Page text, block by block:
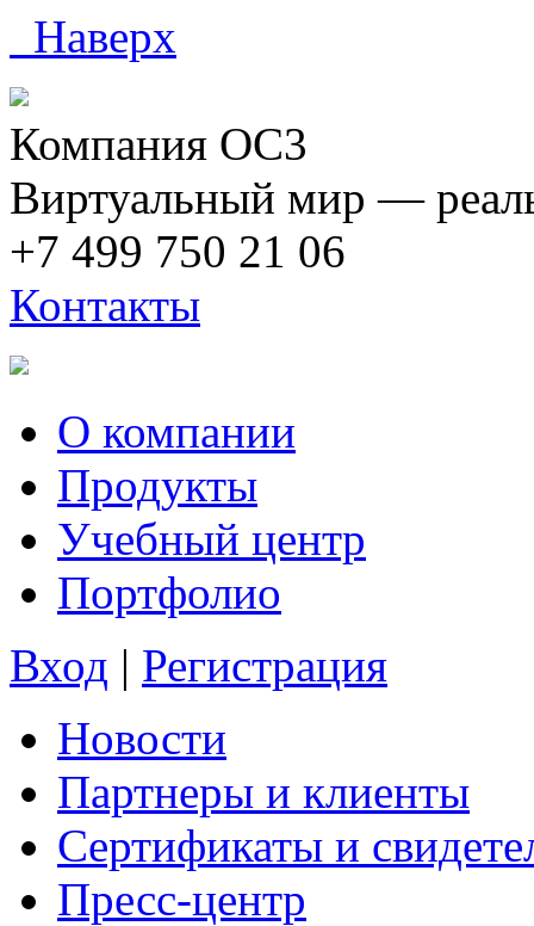
Наверх
Компания ОС3
Виртуальный мир —
+7 499 750 21 06
Контакты
О компании
Продукты
Учебный центр
Портфолио
Вход | Регистрация
Новости
Партнеры и клиенты
Сертификаты и
Пресс-центр